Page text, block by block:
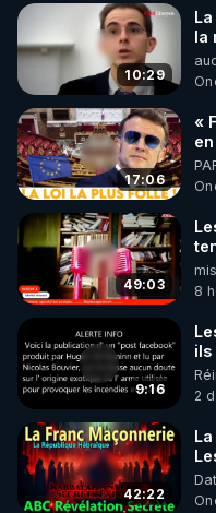
▶ 30 jours gratuit sur
de bien-être ENVOL :
Rendez-vous sur
le code : REGENERE
10:29
la
17:06
«
49:03
8
9:16
ils
?
2
42:22